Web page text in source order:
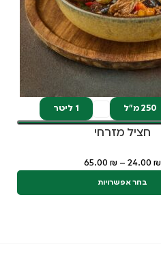
250 מ"ל 1 ליטר
חציל מזרחי
24.00 ₪
–
65.00 ₪
בחר אפשרויות